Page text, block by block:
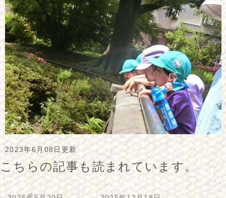
2023年6月08日更新
こちらの記事も読まれています。